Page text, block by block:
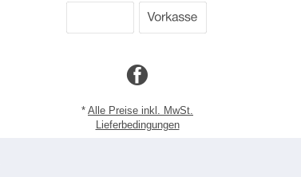
* Alle Preise inkl. MwSt.
Lieferbedingungen